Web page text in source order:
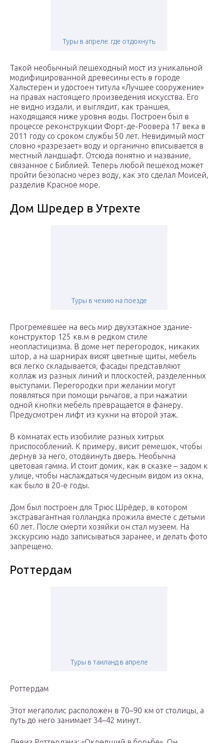
Туры в апреле. где отдохнуть
Такой необычный пешеходный мост из уникальной
модифицированной древесины есть в городе
Хальстерен и удостоен титула «Лучшее сооружение»
на правах настоящего произведения искусства. Его
не видно издали, и выглядит, как траншея,
находящаяся ниже уровня воды. Построен был в
процессе реконструкции Форт-де-Роовера 17 века в
2011 году со сроком службы 50 лет. Невидимый мост
словно «разрезает» воду и органично вписывается в
местный ландшафт. Отсюда понятно и название,
связанное с Библией. Теперь любой пешеход может
пройти безопасно через воду, как это сделал Моисей,
разделив Красное море.
Дом Шредер в Утрехте
Туры в чехию на поезде
Прогремевшее на весь мир двухэтажное здание-
конструктор 125 кв.м в редком стиле
неопластицизма. В доме нет перегородок, никаких
штор, а на шарнирах висят цветные щиты, мебель
вся легко складывается, фасады представляют
коллаж из разных линий и плоскостей, разделенных
выступами. Перегородки при желании могут
появляться при помощи рычагов, а при нажатии
одной кнопки мебель превращается в фанеру.
Предусмотрен лифт из кухни на второй этаж.
В комнатах есть изобилие разных хитрых
приспособлений. К примеру, висит ремешок, чтобы
дернув за него, отодвинуть дверь. Необычна
цветовая гамма. И стоит домик, как в сказке – задом к
улице, чтобы наслаждаться чудесным видом из окна,
как было в 20-е годы.
Дом был построен для Трюс Шрёдер, в котором
экстравагантная голландка прожила вместе с детьми
60 лет. После смерти хозяйки он стал музеем. На
экскурсию надо записываться заранее, и делать фото
запрещено.
Роттердам
Туры в таиланд в апреле
Роттердам
Этот мегаполис расположен в 70–90 км от столицы, а
путь до него занимает 34–42 минут.